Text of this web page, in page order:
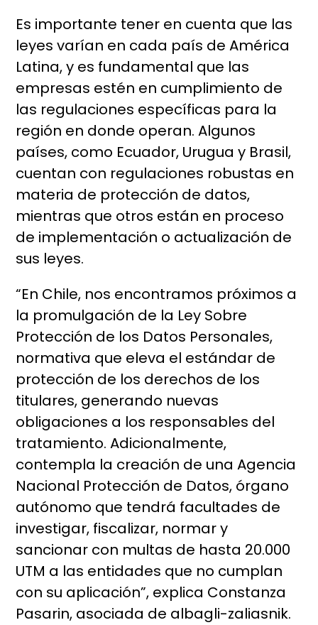
Es importante tener en cuenta que las
leyes varían en cada país de América
Latina, y es fundamental que las
empresas estén en cumplimiento de
las regulaciones específicas para la
región en donde operan. Algunos
países, como Ecuador, Urugua y Brasil,
cuentan con regulaciones robustas en
materia de protección de datos,
mientras que otros están en proceso
de implementación o actualización de
sus leyes.
“En Chile, nos encontramos próximos a
la promulgación de la Ley Sobre
Protección de los Datos Personales,
normativa que eleva el estándar de
protección de los derechos de los
titulares, generando nuevas
obligaciones a los responsables del
tratamiento. Adicionalmente,
contempla la creación de una Agencia
Nacional Protección de Datos, órgano
autónomo que tendrá facultades de
investigar, fiscalizar, normar y
sancionar con multas de hasta 20.000
UTM a las entidades que no cumplan
con su aplicación”, explica Constanza
Pasarin, asociada de albagli-zaliasnik.